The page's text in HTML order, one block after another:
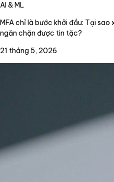
AI & ML
MFA chỉ là bước khởi đầu: Tại
ngăn chặn được tin tặc?
21 tháng 5, 2026